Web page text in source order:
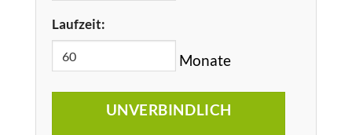
Laufzeit:
Monate
UNVERBINDLICH